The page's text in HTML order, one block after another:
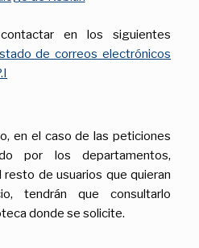
en los siguientes
de correos electrónicos
en el caso de las peticiones
por los departamentos,
de usuarios que quieran
tendrán que consultarlo
donde se solicite.